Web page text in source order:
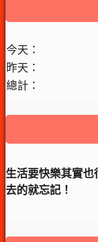
今天：
昨天：
總計：
生活要快樂其實也
去的就忘記！